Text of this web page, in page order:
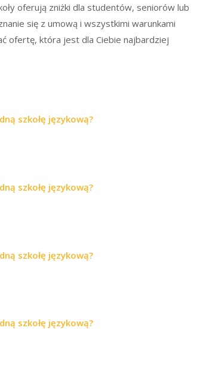
oferują zniżki dla studentów, seniorów lub
się z umową i wszystkimi warunkami
ofertę, która jest dla Ciebie najbardziej
szkołę językową?
szkołę językową?
szkołę językową?
szkołę językową?